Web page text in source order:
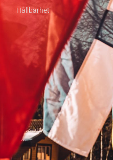
Hållbarhet